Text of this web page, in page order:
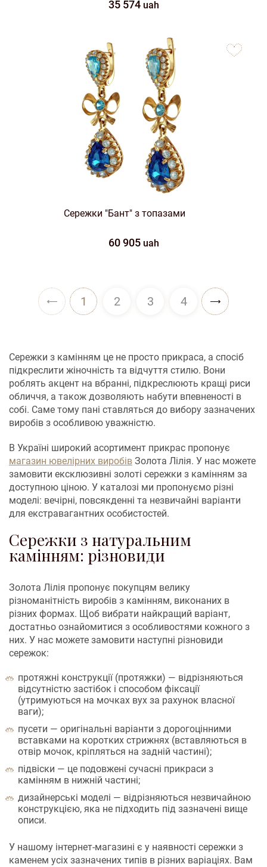
35 574 uah
Сережки "Бант" з топазами
60 905 uah
favorites
1 2 3 4
Сережки з камінням це не просто прикраса, а спосіб
підкреслити жіночність та відчуття стилю. Вони
роблять акцент на вбранні, підкреслюють кращі риси
обличчя, а також дозволяють набути впевненості в
собі. Саме тому пані ставляться до вибору зазначених
виробів з особливою уважністю.
В Україні широкий асортимент прикрас пропонує
магазин ювелірних виробів Золота Лілія. У нас можете
замовити ексклюзивні золоті сережки з камінням за
доступною ціною. У каталозі ми пропонуємо різні
моделі: вечірні, повсякденні та незвичайні варіанти
для екстравагантних особистостей.
Сережки з натуральним
камінням: різновиди
Золота Лілія пропонує покупцям велику
різноманітність виробів з камінням, виконаних в
різних формах. Щоб вибрати найкращий варіант,
достатньо ознайомитися з особливостями кожного з
них. У нас можете замовити наступні різновиди
сережок:
протяжні конструкції (протяжки) — відрізняються
відсутністю застібок і способом фіксації
(утримуються на мочках вух за рахунок власної
ваги);
пусети — оригінальні варіанти з дорогоцінними
вставками на коротких стрижнях (вставляються в
отвір мочок, кріпляться на задній частині);
підвіски — це подовжені сучасні прикраси з
камінням в нижній частині;
дизайнерські моделі — відрізняються незвичайною
конструкцією, яка не підходить під зазначені вище
описи.
У нашому інтернет-магазині є у наявності сережки з
каменем усіх зазначених типів в різних варіаціях. Вам